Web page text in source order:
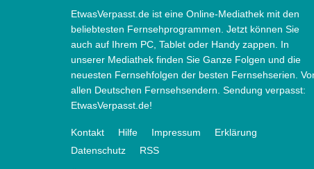
EtwasVerpasst.de ist eine Online-Mediathek mit den
beliebtesten Fernsehprogrammen. Jetzt können Sie
auch auf Ihrem PC, Tablet oder Handy zappen. In
unserer Mediathek finden Sie Ganze Folgen und die
neuesten Fernsehfolgen der besten Fernsehserien.
allen Deutschen Fernsehsendern. Sendung verpasst:
EtwasVerpasst.de!
Kontakt Hilfe Impressum
Erklärung
Datenschutz
RSS